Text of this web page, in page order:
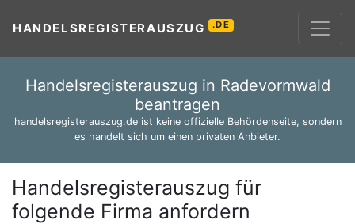
HANDELSREGISTERAUSZUG .DE
Handelsregisterauszug in Radevormwald
beantragen
handelsregisterauszug.de ist keine offizielle Behördenseite, sondern
es handelt sich um einen privaten Anbieter.
Handelsregisterauszug für
folgende Firma anfordern